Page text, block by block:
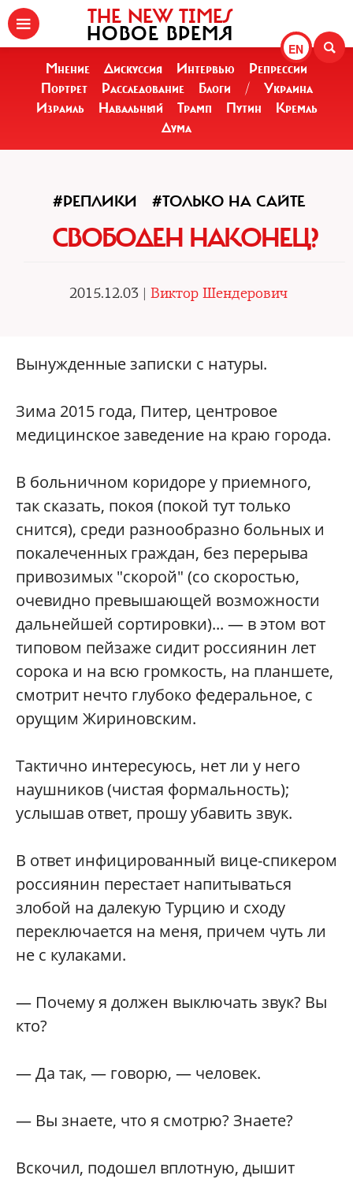
EN
THE NEW TIMES
НОВОЕ ВРЕМЯ
Мнение Дискуссия Интервью
Репрессии
Портрет
Расследование Блоги /
Украина
Израиль
Навальный Трамп Путин
Кремль
Дума
#РЕПЛИКИ #ТОЛЬКО НА САЙТЕ
СВОБОДЕН НАКОНЕЦ?
2015.12.03 | Виктор Шендерович
Вынужденные записки с натуры.
Зима 2015 года, Питер, центровое
медицинское заведение на краю города.
В больничном коридоре у приемного,
так сказать, покоя (покой тут только
снится), среди разнообразно больных и
покалеченных граждан, без перерыва
привозимых "скорой" (со скоростью,
очевидно превышающей возможности
дальнейшей сортировки)... — в этом вот
типовом пейзаже сидит россиянин лет
сорока и на всю громкость, на планшете,
смотрит нечто глубоко федеральное, с
орущим Жириновским.
Тактично интересуюсь, нет ли у него
наушников (чистая формальность);
услышав ответ, прошу убавить звук.
В ответ инфицированный вице-спикером
россиянин перестает напитываться
злобой на далекую Турцию и сходу
переключается на меня, причем чуть ли
не с кулаками.
— Почему я должен выключать звук? Вы
кто?
— Да так, — говорю, — человек.
— Вы знаете, что я смотрю? Знаете?
Вскочил, подошел вплотную, дышит